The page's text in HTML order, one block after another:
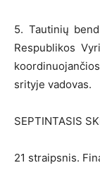
5. Tautinių
Respublikos
srityje vadovas.
SEPTINTASIS
21 straipsnis.